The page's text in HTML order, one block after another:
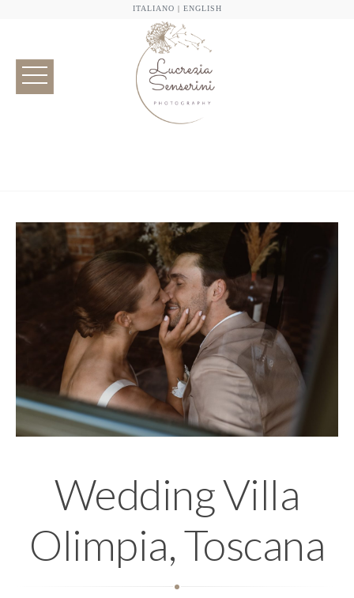
ITALIANO | ENGLISH
Wedding Villa
Olimpia, Toscana